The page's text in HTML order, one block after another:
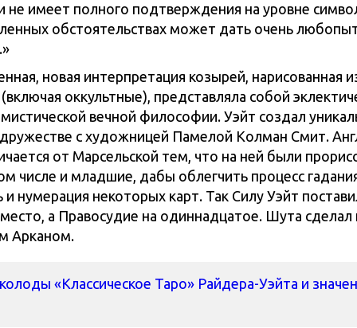
не имеет полного подтверждения на уровне
обстоятельствах может дать очень
новая интерпретация козырей, нарисованная
оккультные), представляла собой
вечной философии. Уэйт создал
с художницей Памелой Колман Смит.
от Марсельской тем, что на ней были
числе и младшие, дабы облегчить процесс
нумерация некоторых карт. Так Силу Уэйт
а Правосудие на одиннадцатое. Шута сделал
Арканом.
«Классическое Таро» Райдера-Уэйта и